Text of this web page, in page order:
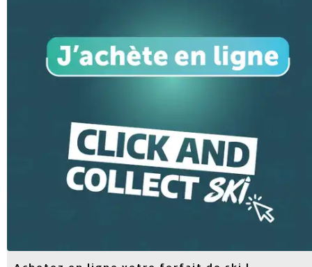
Hébergements
Activités
Services
Animations